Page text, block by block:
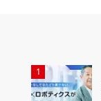
1